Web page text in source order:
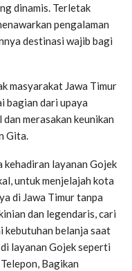
dinamis. Terletak
pengalaman
destinasi wajib bagi
masyarakat Jawa Timur
bagian dari upaya
merasakan keunikan
Gita.
kehadiran layanan Gojek
untuk menjelajah kota
di Jawa Timur tanpa
dan legendaris, cari
kebutuhan belanja saat
layanan Gojek seperti
Bagikan